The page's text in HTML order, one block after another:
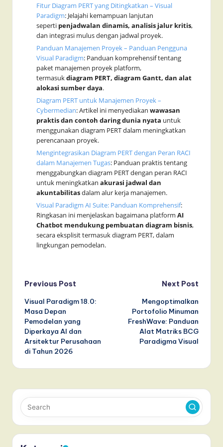
Fitur Diagram PERT yang Ditingkatkan – Visual
Paradigm: Jelajahi kemampuan lanjutan
seperti penjadwalan dinamis, analisis jalur kritis,
dan integrasi mulus dengan jadwal proyek.
Panduan Manajemen Proyek – Panduan Pengguna
Visual Paradigm: Panduan komprehensif tentang
paket manajemen proyek platform,
termasukdiagram PERT, diagram Gantt, dan alat
alokasi sumber daya.
Diagram PERT untuk Manajemen Proyek –
Cybermedian: Artikel ini menyediakan wawasan
praktis dan contoh daring dunia nyata untuk
menggunakan diagram PERT dalam meningkatkan
perencanaan proyek.
Mengintegrasikan Diagram PERT dengan Peran RACI
dalam Manajemen Tugas: Panduan praktis tentang
menggabungkan diagram PERT dengan peran RACI
untuk meningkatkan akurasi jadwal dan
akuntabilitasdalam alur kerja manajemen.
Visual Paradigm AI Suite: Panduan Komprehensif:
Ringkasan ini menjelaskan bagaimana platform AI
Chatbot mendukung pembuatan diagram bisnis,
secara eksplisit termasuk diagram PERT, dalam
lingkungan pemodelan.
Post
navigation
Previous Post
Visual Paradigm 18.0:
Masa Depan
Pemodelan yang
Diperkaya AI dan
Arsitektur Perusahaan
di Tahun 2026
Next Post
Mengoptimalkan
Portofolio Minuman
FreshWave: Panduan
Alat Matriks BCG
Paradigma Visual